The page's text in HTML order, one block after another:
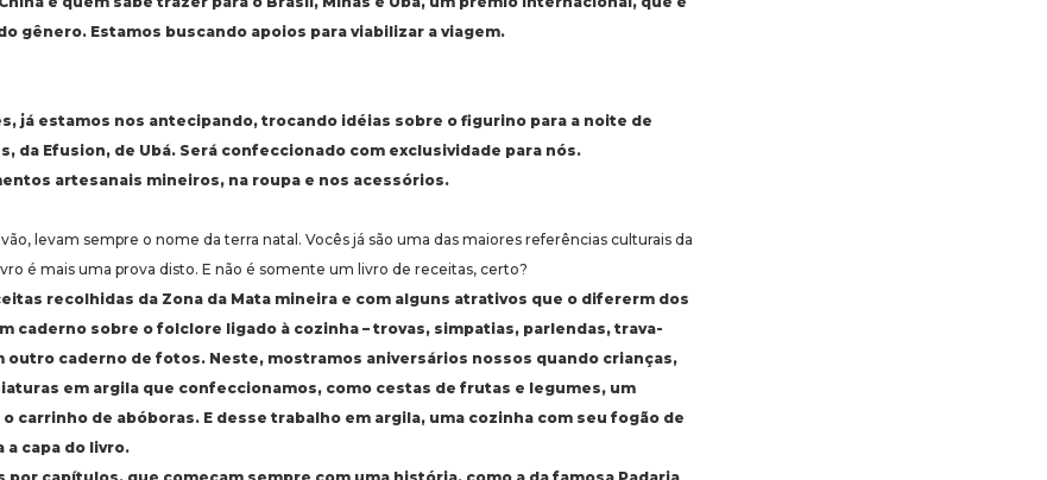
gênero. Estamos buscando apoios para viabilizar a viagem.
já estamos nos antecipando, trocando idéias sobre o figurino para a noite de
da Efusion, de Ubá. Será confeccionado com exclusividade para nós.
artesanais mineiros, na roupa e nos acessórios.
levam sempre o nome da terra natal. Vocês já são uma das maiores referências culturais da
é mais uma prova disto. E não é somente um livro de receitas, certo?
recolhidas da Zona da Mata mineira e com alguns atrativos que o difererm dos
caderno sobre o folclore ligado à cozinha – trovas, simpatias, parlendas, trava-
outro caderno de fotos. Neste, mostramos aniversários nossos quando crianças,
em argila que confeccionamos, como cestas de frutas e legumes, um
carrinho de abóboras. E desse trabalho em argila, uma cozinha com seu fogão de
a capa do livro.